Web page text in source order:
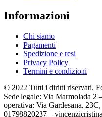
Informazioni
Chi siamo
Pagamenti
Spedizione e resi
Privacy Policy
Termini e condizioni
© 2022 Tutti i diritti riservati.
Sede legale: Via Marmolada 2
operativa: Via Gardesana,
01798820237 –